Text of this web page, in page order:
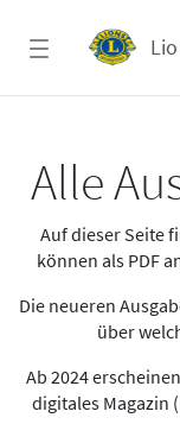
Alle
Auf dieser Seite
können als PDF
Die neueren
über
Ab 2024
digitales Magazin